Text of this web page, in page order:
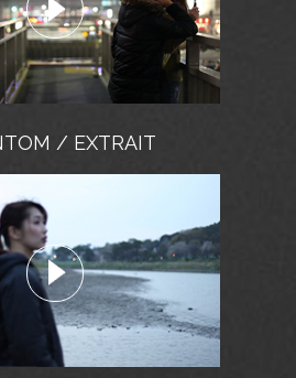
/ EXTRAIT